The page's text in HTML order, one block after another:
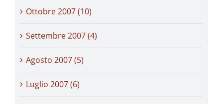
Ottobre 2007 (10)
Settembre 2007 (4)
Agosto 2007 (5)
Luglio 2007 (6)